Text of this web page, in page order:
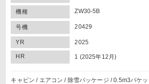
機種 ZW30-5B
号機 20429
YR 2025
HR 1 (2025年12月)
キャビン / エアコン / 除雪パッケージ / 0.5m3バケ